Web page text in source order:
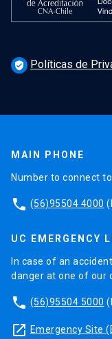
verified_user Políticas de
MAIN PHONE
Number to connect
phone (56)95504 4000
UC EMERGENCY
In case of an
danger at one of our
phone (56)95504 5000
launch Emergency Site